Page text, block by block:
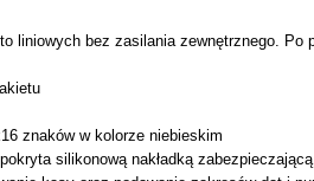
liniowych bez zasilania zewnętrznego. Po
znaków w kolorze niebieskim
silikonową nakładką